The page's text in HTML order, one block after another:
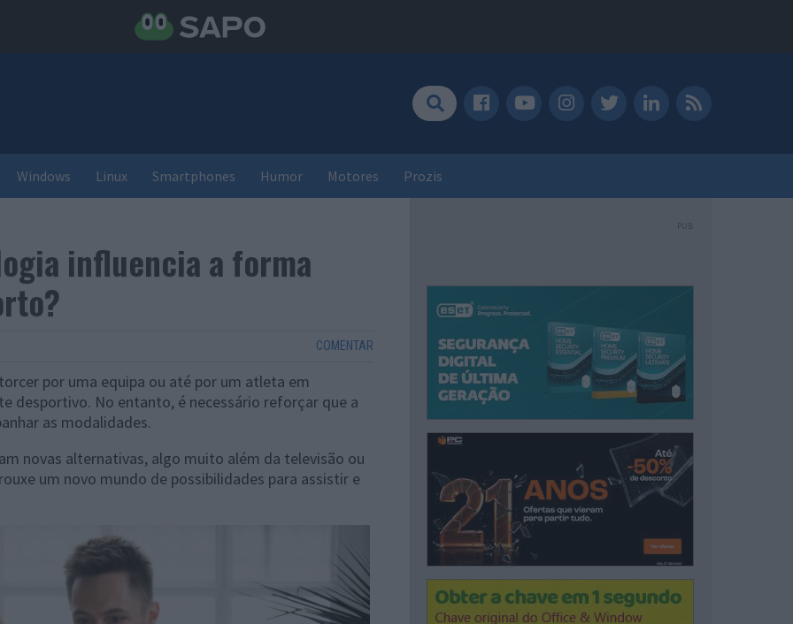
Windows Linux Smartphones Humor Motores Prozis
influencia a forma
COMENTAR
por uma equipa ou até por um atleta em
desportivo. No entanto, é necessário reforçar que a
as modalidades.
novas alternativas, algo muito além da televisão ou
um novo mundo de possibilidades para assistir e
PUB